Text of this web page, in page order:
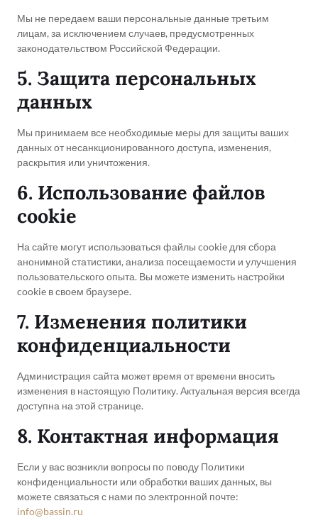
Мы не передаем ваши персональные данные третьим
лицам, за исключением случаев, предусмотренных
законодательством Российской Федерации.
5. Защита персональных
данных
Мы принимаем все необходимые меры для защиты ваших
данных от несанкционированного доступа, изменения,
раскрытия или уничтожения.
6. Использование файлов
cookie
На сайте могут использоваться файлы cookie для сбора
анонимной статистики, анализа посещаемости и улучшения
пользовательского опыта. Вы можете изменить настройки
cookie в своем браузере.
7. Изменения политики
конфиденциальности
Администрация сайта может время от времени вносить
изменения в настоящую Политику. Актуальная версия всегда
доступна на этой странице.
8. Контактная информация
Если у вас возникли вопросы по поводу Политики
конфиденциальности или обработки ваших данных, вы
можете связаться с нами по электронной почте:
info@bassin.ru